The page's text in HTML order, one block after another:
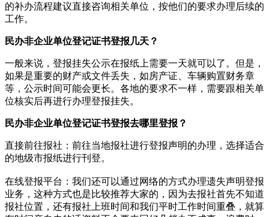
的补办流程建议直接咨询相关单位，按他们的要求办理后续的
工作。
民办非企业单位登记证书登报几天？
一般来说，登报挂失公示在报纸上需要一天就可以了。但是，
如果是重要的财产或文件丢失，如房产证、车辆购置财务章
等，公示时间可能会更长。各地的要求不一样，需要跟相关单
位核实后再进行办理登报挂失。
民办非企业单位登记证书登报去哪里登报？
直接前往报社‌：‌前往当地报社进行登报声明的办理，‌选择适合
的地级市报纸进行刊登。‌
在线登报平台‌：‌我们还可以通过网络的方式办理遗失声明登报
业务，这种方式也是比较推荐大家的，因为去报社首先不知道
报社位置，还有报社上班时间和我们平时工作时间重叠，就算